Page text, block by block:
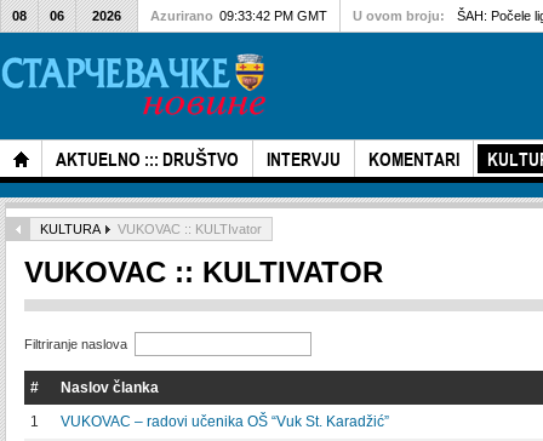
AKTUELNO ::: DRUŠTVO INTERVJU KOMENTARI
08 06 2026 Azurirano 09:33:42 PM GMT U ovom broju: ŠAH: Počele
KULTURA VUKOVAC :: KULTIvator
VUKOVAC :: KULTIVATOR
Filtriranje naslova
#
Naslov članka
1
VUKOVAC – radovi učenika OŠ “Vuk St. Karadžić”